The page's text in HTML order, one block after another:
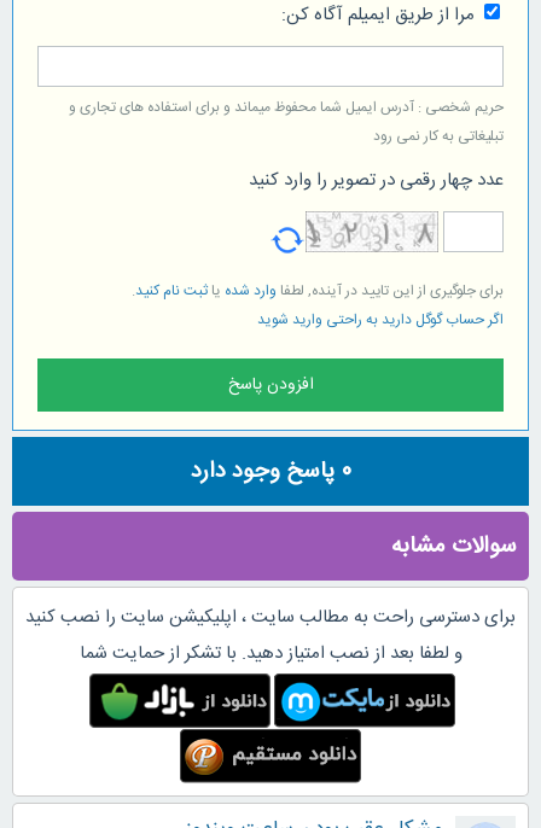
مرا از طریق ایمیلم آگاه کن:
حریم شخصی : آدرس ایمیل شما محفوظ میماند و برای استفاده های تجاری و
تبلیغاتی به کار نمی رود
عدد چهار رقمی در تصویر را وارد کنید
برای جلوگیری از این تایید در آینده, لطفا وارد شده یاثبت نام کنید.
اگر حساب گوگل دارید به راحتی وارید شوید
0 پاسخ وجود دارد
سوالات مشابه
برای دسترسی راحت به مطالب سایت ، اپلیکیشن سایت را نصب کنید
و لطفا بعد از نصب امتیاز دهید. با تشکر از حمایت شما